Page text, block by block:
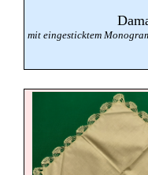
mit eingesticktem